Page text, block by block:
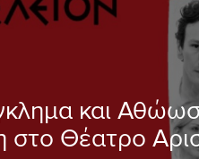
και
στο Θέατρο